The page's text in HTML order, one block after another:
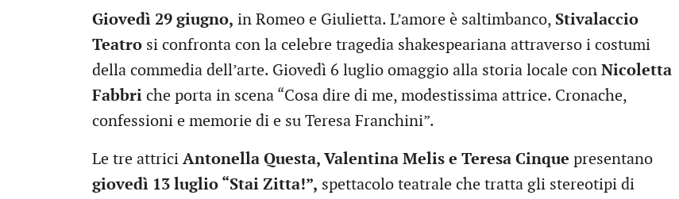
Giovedì 29 giugno, in Romeo e Giulietta. L’amore è saltimbanco, Stivalaccio
Teatro si confronta con la celebre tragedia shakespeariana attraverso i costumi
della commedia dell’arte. Giovedì 6 luglio omaggio alla storia locale con Nicoletta
Fabbri che porta in scena “Cosa dire di me, modestissima attrice. Cronache,
confessioni e memorie di e su Teresa Franchini”.
Le tre attrici Antonella Questa, Valentina Melis e Teresa Cinque presentano
giovedì 13 luglio “Stai Zitta!”, spettacolo teatrale che tratta gli stereotipi di